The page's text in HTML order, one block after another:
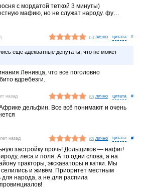
с мордатой теткой 3 минуты)
мафию, но не служат народу. фу…
лично #
еще адекватные депутаты, что не может
Ленивца, что все поголовно
вдребезги.
назад лично #
дельфин. Все всё понимают и очень
назад лично #
застройку прочь! Дольщиков — нафиг!
леса и поля. А то одни слова, а на
тракторы, экскаваторы и катки. Мы
селились и живём. Приоритет местным
для народа, а не для распила